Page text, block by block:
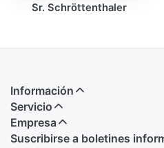
Sr. Schröttenthaler
Información
Servicio
Empresa
Suscribirse a boletines